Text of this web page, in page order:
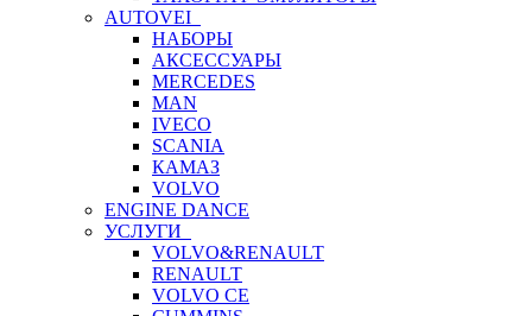
AUTOVEI
НАБОРЫ
АКСЕССУАРЫ
MERCEDES
MAN
IVECO
SCANIA
КАМАЗ
VOLVO
ENGINE DANCE
УСЛУГИ
VOLVO&RENAULT
RENAULT
VOLVO CE